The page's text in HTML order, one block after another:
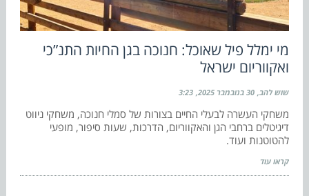
מי ימלל פיל שאוכל: חנוכה בגן החיות התנ”כי
ואקווריום ישראל
שוש להב 30 בנובמבר 2025 3:23
משחקי העשרה לבעלי החיים בצורות של סמלי חנוכה, משחקי ניווט
דיגיטלים ברחבי הגן והאקווריום, הדרכות, שעות סיפור, מופעי
להטוטנות ועוד.
קראו עוד